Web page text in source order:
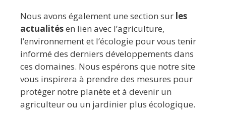
Nous avons également une section sur les
actualitésen lien avec l’agriculture,
l’environnement et l’écologie pour vous tenir
informé des derniers développements dans
ces domaines. Nous espérons que notre site
vous inspirera à prendre des mesures pour
protéger notre planète et à devenir un
agriculteur ou un jardinier plus écologique.